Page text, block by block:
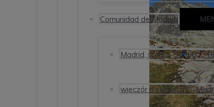
Comunidad de Madrid
Madrid, stolica, Santiago
wieczór na Vallecas –